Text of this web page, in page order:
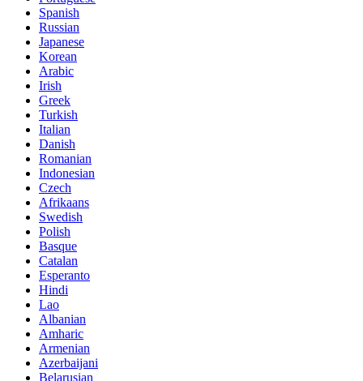
Spanish
Russian
Japanese
Korean
Arabic
Irish
Greek
Turkish
Italian
Danish
Romanian
Indonesian
Czech
Afrikaans
Swedish
Polish
Basque
Catalan
Esperanto
Hindi
Lao
Albanian
Amharic
Armenian
Azerbaijani
Belarusian